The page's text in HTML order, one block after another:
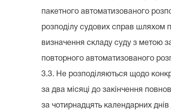
пакетного автоматизованого
розподілу судових справ шляхом
визначення складу суду з метою
повторного автоматизованого
3.3. Не розподіляються щодо
за два місяці до закінчення
за чотирнадцять календарних